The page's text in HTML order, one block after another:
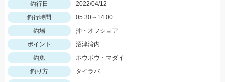
釣行日
2022/04/12
釣行時間
05:30～14:00
釣場
沖・オフショア
ポイント
沼津湾内
釣魚
ホウボウ・マダイ
釣り方
タイラバ